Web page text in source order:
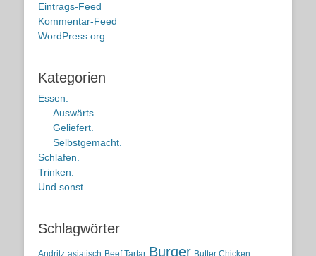
Eintrags-Feed
Kommentar-Feed
WordPress.org
Kategorien
Essen.
Auswärts.
Geliefert.
Selbstgemacht.
Schlafen.
Trinken.
Und sonst.
Schlagwörter
Andritz asiatisch Beef Tartar Burger Butter Chicken